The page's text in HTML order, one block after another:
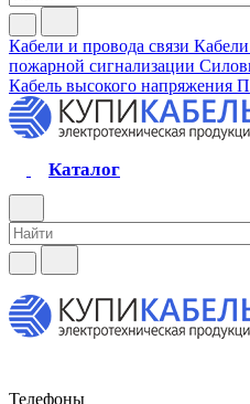
Кабели и провода связи
пожарной сигнализации
Кабель высокого напряжения
Каталог
Телефоны